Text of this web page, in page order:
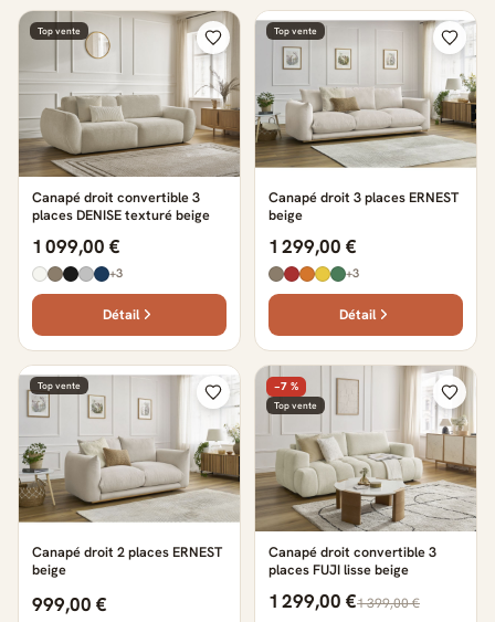
Top vente
Canapé droit convertible 3
places DENISE texturé beige
1 099,00 €
+3
Détail
Top vente
Canapé droit 3 places ERNEST
beige
1 299,00 €
+3
Détail
Top vente
Canapé droit 2 places ERNEST
beige
999,00 €
−7 %
Top vente
Canapé droit convertible 3
places FUJI lisse beige
1 299,00 €1 399,00 €